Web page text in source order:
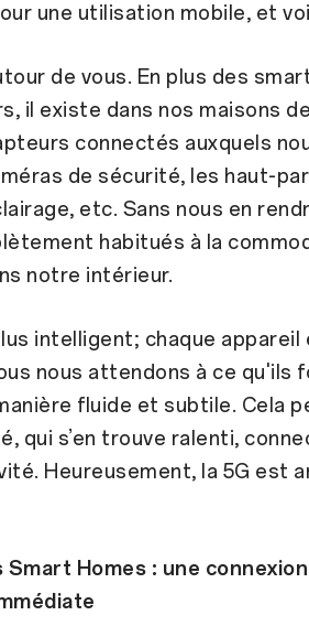
une utilisation mobile, et
de vous. En plus des
il existe dans nos maisons
connectés auxquels
de sécurité, les haut-
etc. Sans nous en
habitués à la
notre intérieur.
intelligent; chaque
nous attendons à ce qu'ils
fluide et subtile. Cela
qui s’en trouve ralenti,
Heureusement, la 5G est
Smart Homes : une